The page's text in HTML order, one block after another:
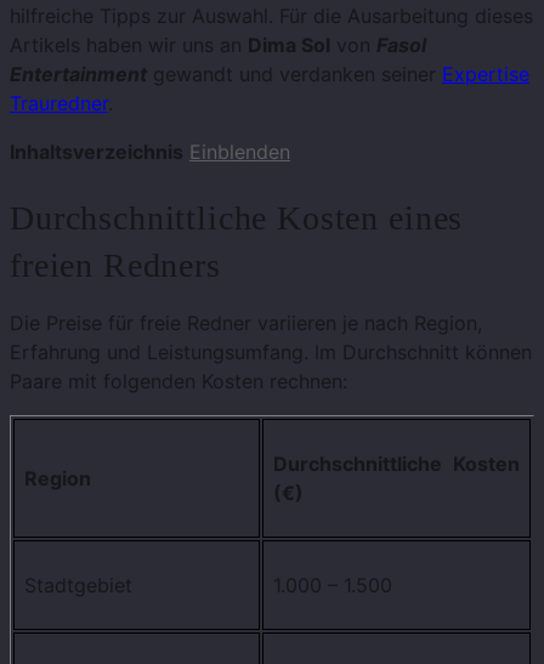
hilfreiche Tipps zur Auswahl. Für die Ausarbeitung dieses
Artikels haben wir uns an Dima Sol von Fasol
Entertainment gewandt und verdanken seiner Expertise
Trauredner.
Inhaltsverzeichnis Einblenden
Durchschnittliche Kosten eines
freien Redners
Die Preise für freie Redner variieren je nach Region,
Erfahrung und Leistungsumfang. Im Durchschnitt können
Paare mit folgenden Kosten rechnen:
Region
Durchschnittliche Kosten
(€)
Stadtgebiet 1.000 – 1.500